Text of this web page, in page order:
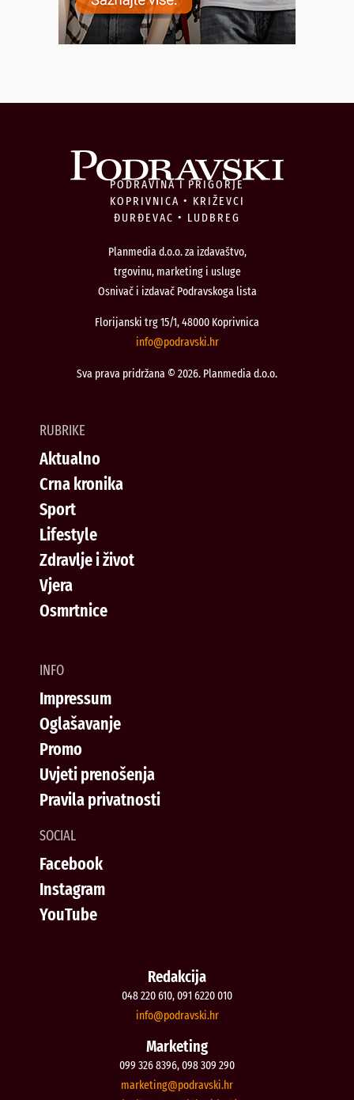
PODRAVINA I PRIGORJE
KOPRIVNICA • KRIŽEVCI
ĐURĐEVAC • LUDBREG
Planmedia d.o.o. za izdavaštvo,
trgovinu, marketing i usluge
Osnivač i izdavač Podravskoga lista
Florijanski trg 15/1, 48000 Koprivnica
rh.iksvardop
@ofni
Sva prava pridržana © 2026. Planmedia d.o.o.
RUBRIKE
Aktualno
Crna kronika
Sport
Lifestyle
Zdravlje i život
Vjera
Osmrtnice
INFO
Impressum
Oglašavanje
Promo
Uvjeti prenošenja
Pravila privatnosti
SOCIAL
Facebook
Instagram
YouTube
Redakcija
048 220 610, 091 6220 010
rh.iksvardop
@ofni
Marketing
099 326 8396, 098 309 290
rh.iksvardop
@gnitekram